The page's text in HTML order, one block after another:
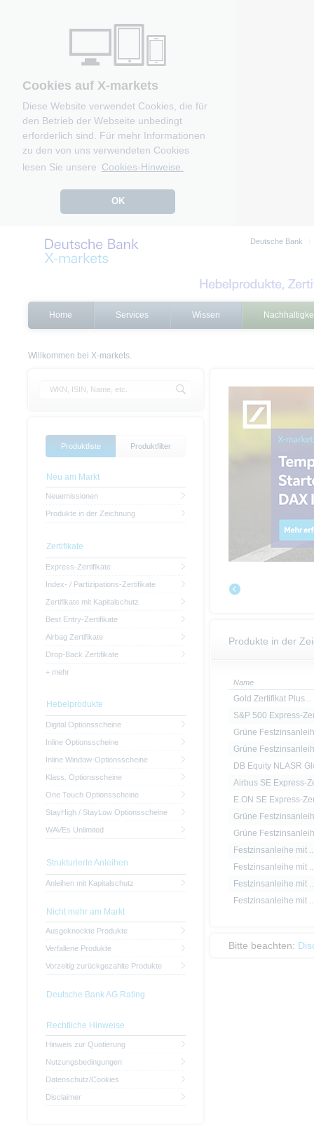
Cookies auf X-markets
Diese Website verwendet Cookies, die für
den Betrieb der Webseite unbedingt
erforderlich sind. Für mehr Informationen
zu den von uns verwendeten Cookies
lesen Sie unsere Cookies-Hinweise.
OK
Deutsche Bank
Home Services Wissen
Willkommen bei X-markets.
Produkte in der
Name
Gold Zertifikat Plus...
S&P 500 Express-
Grüne
Grüne
DB Equity NLASR
Airbus SE Express-
E.ON SE Express-
Grüne
Grüne
Festzinsanleihe mit
Festzinsanleihe mit
Festzinsanleihe mit
Festzinsanleihe mit
Bitte beachten:
Produktliste Produktfilter
Neu am Markt
Neuemissionen
Produkte in der Zeichnung
Zertifikate
Express-Zertifikate
Index- / Partizipations-Zertifikate
Zertifikate mit Kapitalschutz
Best Entry-Zertifikate
Airbag Zertifikate
Drop-Back Zertifikate
+ mehr
Hebelprodukte
Digital Optionsscheine
Inline Optionsscheine
Inline Window-Optionsscheine
Klass. Optionsscheine
One Touch Optionsscheine
StayHigh / StayLow Optionsscheine
WAVEs Unlimited
Strukturierte Anleihen
Anleihen mit Kapitalschutz
Nicht mehr am Markt
Ausgeknockte Produkte
Verfallene Produkte
Vorzeitig zurückgezahlte Produkte
Deutsche Bank AG Rating
Rechtliche Hinweise
Hinweis zur Quotierung
Nutzungsbedingungen
Datenschutz/Cookies
Disclaimer